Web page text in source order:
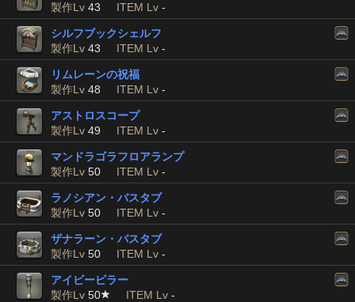
製作Lv 43 ITEM Lv -
シルフブックシェルフ
製作Lv 43 ITEM Lv -
リムレーンの祝福
製作Lv 48 ITEM Lv -
アストロスコープ
製作Lv 49 ITEM Lv -
マンドラゴラフロアランプ
製作Lv 50 ITEM Lv -
ラノシアン・バスタブ
製作Lv 50 ITEM Lv -
ザナラーン・バスタブ
製作Lv 50 ITEM Lv -
アイビーピラー
製作Lv 50 ITEM Lv -